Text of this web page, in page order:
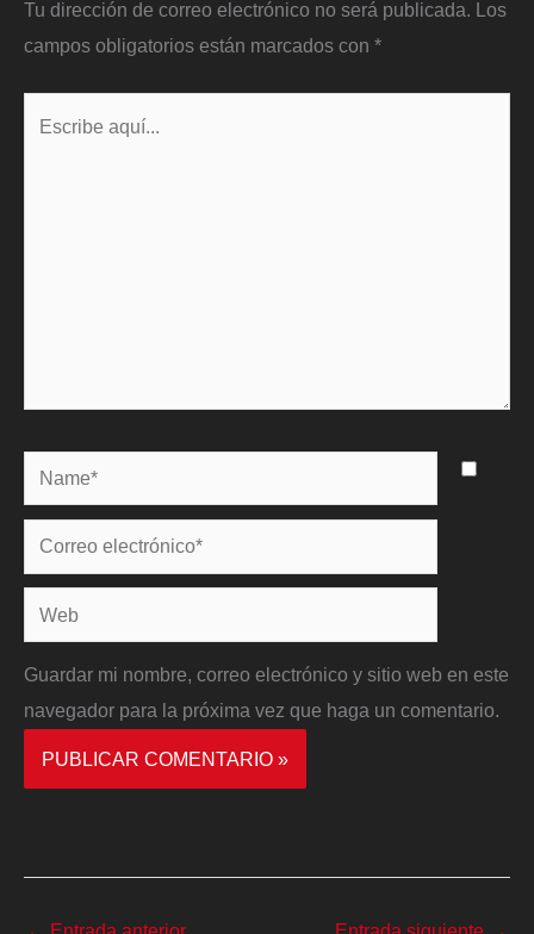
Tu dirección de correo electrónico no será publicada. Los
campos obligatorios están marcados con *
Name*
Correo
electrónico*
Web
Guardar mi nombre, correo electrónico y sitio web en este
navegador para la próxima vez que haga un comentario.